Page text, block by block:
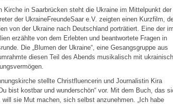
Kirche in Saarbrücken steht die Ukraine im Mittelpunkt der
der UkraineFreundeSaar e.V. zeigten einen Kurzfilm,
von der Ukraine nach Deutschland porträtiert. Eine der im
erzählte von dem Erlebten und beantwortete Fragen in
Die „Blumen der Ukraine“, eine Gesangsgruppe aus
diesen Teil des Abends musikalisch mit
stellte Christfluencerin und Journalistin Kira
bist kostbar und wunderschön“ vor. Mit dem Buch, das
sie Mut machen, sich selbst anzunehmen. „Ich habe